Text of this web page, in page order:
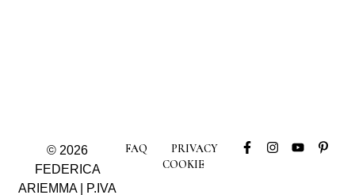
© 2026
FEDERICA
ARIEMMA | P.IVA
FAQ
PRIVACY
COOKIE